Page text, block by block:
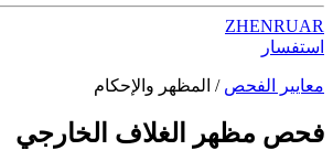
ZHENRUAR
استفسار
معايير الفحص / المظهر والإحكام
فحص مظهر الغلاف الخارجي